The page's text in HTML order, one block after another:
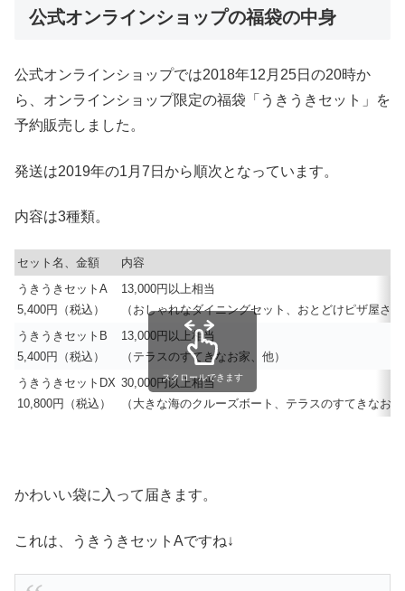
公式オンラインショップの福袋の中身
公式オンラインショップでは2018年12月25日の20時か
ら、オンラインショップ限定の福袋「うきうきセット」を
予約販売しました。
発送は2019年の1月7日から順次となっています。
内容は3種類。
セット名、金額
内容
うきうきセットA
5,400円（税込）
13,000円以上相当
（おしゃれなダイニングセット、おとどけピザ屋さ
うきうきセットB
5,400円（税込）
13,000円以上相当
（テラスのすてきなお家、他）
うきうきセットDX
10,800円（税込）
30,000円以上相当
（大きな海のクルーズボート、テラスのすてきなお
スクロールできます
かわいい袋に入って届きます。
これは、うきうきセットAですね↓